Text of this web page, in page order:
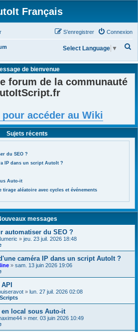
Français
Connexion
S’enregistrer
h
Select Language ▼
de bienvenue
forum de la communauté
accéder au Wiki
Sujets récents
du SEO ?
IP dans un script AutoIt ?
Auto-it
tirage aléatoire avec cycles et événements
messages
automatiser du SEO ?
» jeu. 23 juil. 2026 18:48
caméra IP dans un script AutoIt ?
» sam. 13 juin 2026 19:06
» lun. 27 juil. 2026 02:08
local sous Auto-it
» mer. 03 juin 2026 10:49